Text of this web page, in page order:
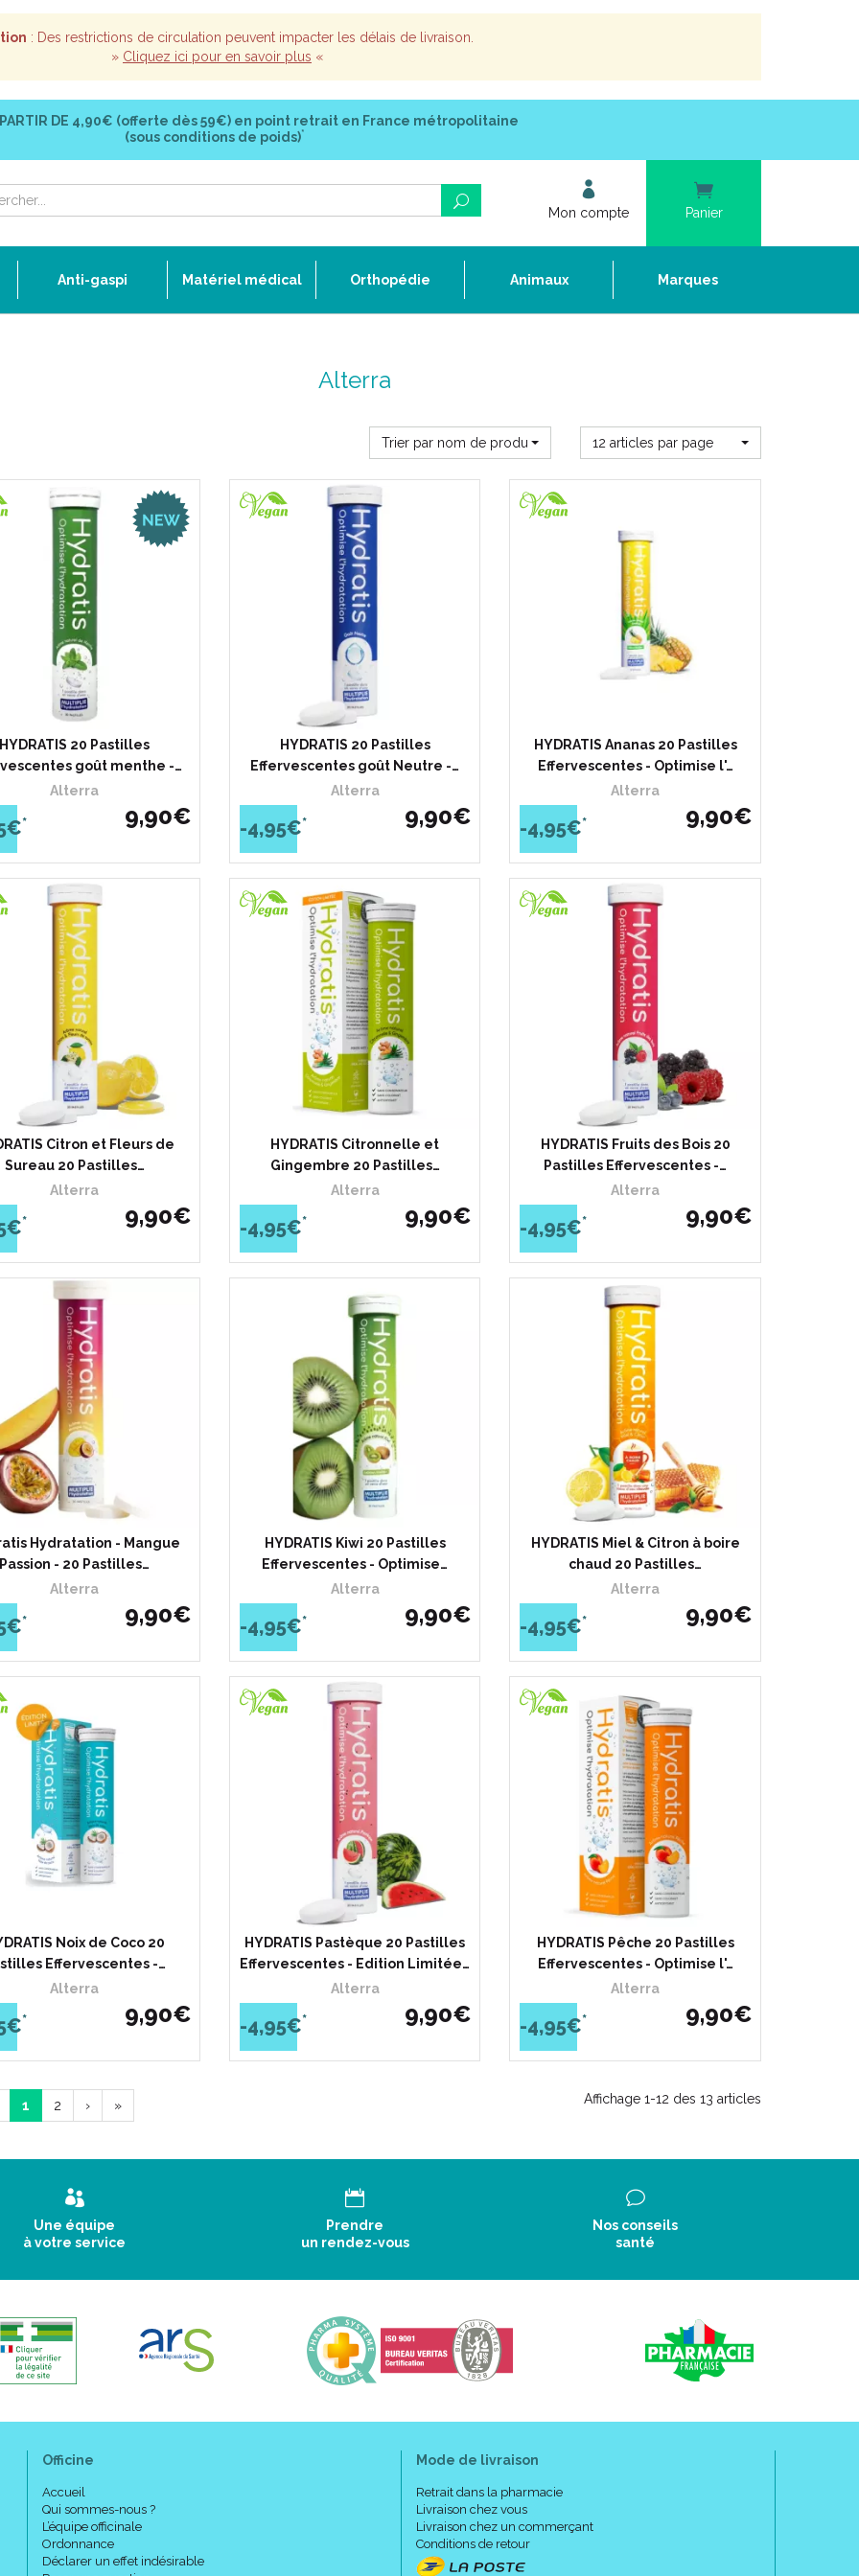
: Des restrictions de circulation peuvent impacter les délais de livraison.
» Cliquez ici pour en savoir plus «
DE 4,90€ (offerte dès 59€) en point retrait en France métropolitaine
(sous conditions de poids)*
Mon compte Panier
Anti-gaspi Matériel médical Orthopédie Animaux Marques
Alterra
Trier par nom de produit 12 articles par page
HYDRATIS 20 Pastilles
goût menthe -…
Alterra
9,90€
*
HYDRATIS 20 Pastilles
Effervescentes goût Neutre -…
Alterra
9,90€
-4,95€*
HYDRATIS Ananas 20 Pastilles
Effervescentes - Optimise l'…
Alterra
9,90€
-4,95€*
Citron et Fleurs de
Sureau 20 Pastilles…
Alterra
9,90€
*
HYDRATIS Citronnelle et
Gingembre 20 Pastilles…
Alterra
9,90€
-4,95€*
HYDRATIS Fruits des Bois 20
Pastilles Effervescentes -…
Alterra
9,90€
-4,95€*
Hydratation - Mangue
Passion - 20 Pastilles…
Alterra
9,90€
*
HYDRATIS Kiwi 20 Pastilles
Effervescentes - Optimise…
Alterra
9,90€
-4,95€*
HYDRATIS Miel & Citron à boire
chaud 20 Pastilles…
Alterra
9,90€
-4,95€*
Noix de Coco 20
Effervescentes -…
Alterra
9,90€
*
HYDRATIS Pastèque 20 Pastilles
Effervescentes - Edition Limitée…
Alterra
9,90€
-4,95€*
HYDRATIS Pêche 20 Pastilles
Effervescentes - Optimise l'…
Alterra
9,90€
-4,95€*
1 2 › » Affichage 1-12 des 13 articles
Une équipe
à votre service
Prendre
un rendez-vous
Nos conseils
santé
Officine
Accueil
Qui sommes-nous ?
L’équipe officinale
Ordonnance
Déclarer un effet indésirable
Mode de livraison
Retrait dans la pharmacie
Livraison chez vous
Livraison chez un commerçant
Conditions de retour